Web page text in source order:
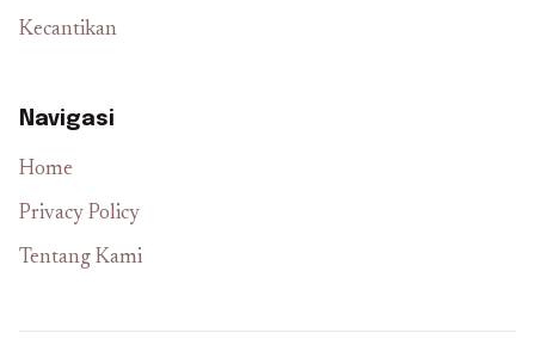
Kecantikan
Navigasi
Home
Privacy Policy
Tentang Kami